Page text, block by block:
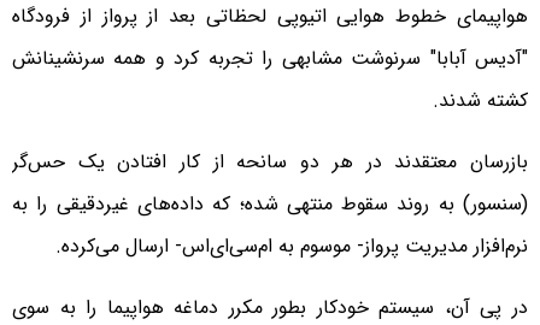
هواپیمای خطوط هوایی اتیوپی لحظاتی بعد از پرواز از فرودگاه
"آدیس آبابا" سرنوشت مشابهی را تجربه کرد و همه سرنشینانش
کشته شدند.
بازرسان معتقدند در هر دو سانحه از کار افتادن یک حس‌گر
(سنسور) به روند سقوط منتهی شده؛ که داده‌های غیردقیقی را به
نرم‌افزار مدیریت پرواز- موسوم به ام‌سی‌ای‌اس- ارسال می‌کرده.
در پی آن، سیستم خودکار بطور مکرر دماغه هواپیما را به سوی